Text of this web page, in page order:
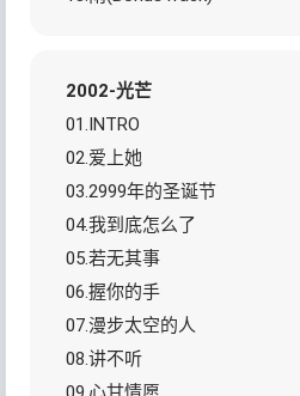
2002-光芒
01.INTRO
02.爱上她
03.2999年的圣诞节
04.我到底怎么了
05.若无其事
06.握你的手
07.漫步太空的人
08.讲不听